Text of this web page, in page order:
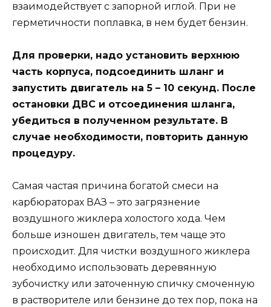
взаимодействует с запорной иглой. При не
герметичности поплавка, в нем будет бензин.
Для проверки, надо установить верхнюю
часть корпуса, подсоединить шланг и
запустить двигатель на 5 – 10 секунд. После
остановки ДВС и отсоединения шланга,
убедиться в полученном результате. В
случае необходимости, повторить данную
процедуру.
Самая частая причина богатой смеси на
карбюраторах ВАЗ – это загрязнение
воздушного жиклера холостого хода. Чем
больше изношен двигатель, тем чаще это
происходит. Для чистки воздушного жиклера
необходимо использовать деревянную
зубочистку или заточенную спичку смоченную
в растворителе или бензине до тех пор, пока на